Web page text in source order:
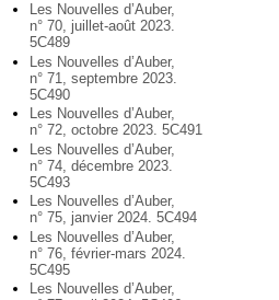
Les Nouvelles d’Auber,
n° 70, juillet-août 2023.
5C489
Les Nouvelles d’Auber,
n° 71, septembre 2023.
5C490
Les Nouvelles d’Auber,
n° 72, octobre 2023. 5C491
Les Nouvelles d’Auber,
n° 74, décembre 2023.
5C493
Les Nouvelles d’Auber,
n° 75, janvier 2024. 5C494
Les Nouvelles d’Auber,
n° 76, février-mars 2024.
5C495
Les Nouvelles d’Auber,